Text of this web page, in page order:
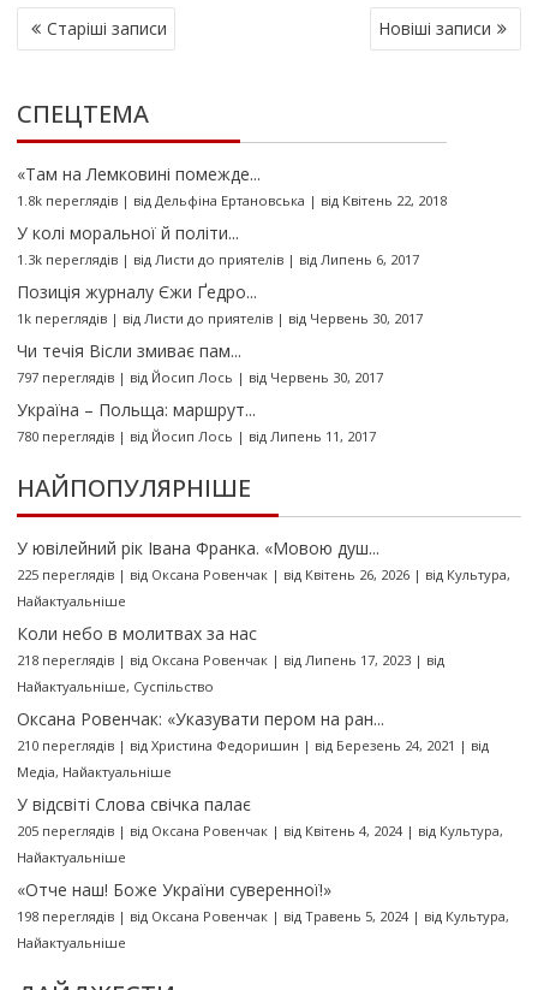
Н
А
І
Г
А
Ц
І
Я
З
А
П
И
С
І
В
Старіші записи Новіші записи
СПЕЦТЕМА
«Там на Лемковині помежде...
1.8k переглядів| від Дельфіна Ертановська | від Квітень 22, 2018
У колі моральної й політи...
1.3k переглядів| від Листи до приятелів| від Липень 6, 2017
Позиція журналу Єжи Ґедро...
1k переглядів| від Листи до приятелів| від Червень 30, 2017
Чи течія Вісли змиває пам...
797 переглядів| від Йосип Лось | від Червень 30, 2017
Україна – Польща: маршрут...
780 переглядів| від Йосип Лось | від Липень 11, 2017
НАЙПОПУЛЯРНІШЕ
У ювілейний рік Івана Франка. «Мовою душ...
225 переглядів| від Оксана Ровенчак| від Квітень 26, 2026| від Культура,
Найактуальніше
Коли небо в молитвах за нас
218 переглядів| від Оксана Ровенчак| від Липень 17, 2023| від
Найактуальніше, Суспільство
Оксана Ровенчак: «Указувати пером на ран...
210 переглядів| від Христина Федоришин | від Березень 24, 2021 | від
Медіа, Найактуальніше
У відсвіті Слова свічка палає
205 переглядів| від Оксана Ровенчак| від Квітень 4, 2024| від Культура,
Найактуальніше
«Отче наш! Боже України суверенної!»
198 переглядів| від Оксана Ровенчак| від Травень 5, 2024| від Культура,
Найактуальніше